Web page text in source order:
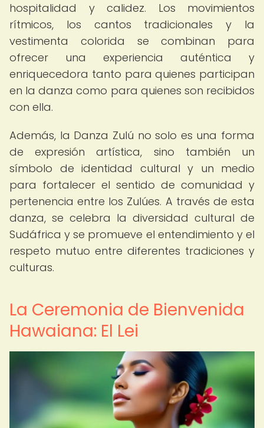
hospitalidad y calidez. Los movimientos
rítmicos, los cantos tradicionales y la
vestimenta colorida se combinan para
ofrecer una experiencia auténtica y
enriquecedora tanto para quienes participan
en la danza como para quienes son recibidos
con ella.
Además, la Danza Zulú no solo es una forma
de expresión artística, sino también un
símbolo de identidad cultural y un medio
para fortalecer el sentido de comunidad y
pertenencia entre los Zulúes. A través de esta
danza, se celebra la diversidad cultural de
Sudáfrica y se promueve el entendimiento y el
respeto mutuo entre diferentes tradiciones y
culturas.
La Ceremonia de Bienvenida
Hawaiana: El Lei